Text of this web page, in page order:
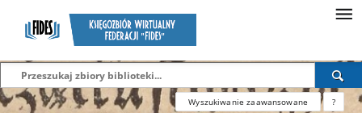
Wyszukiwanie zaawansowane ?